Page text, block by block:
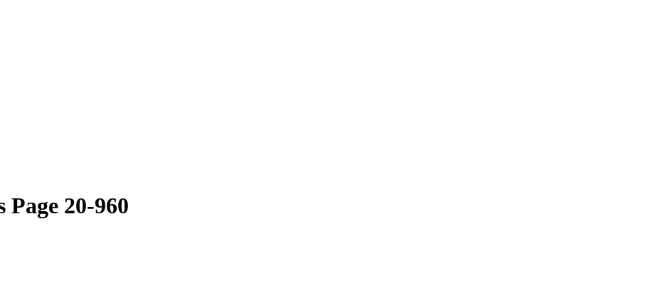
20-960